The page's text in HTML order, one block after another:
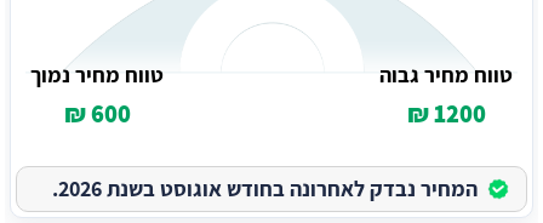
טווח מחיר גבוה
1200 ₪
טווח מחיר נמוך
600 ₪
המחיר נבדק לאחרונה בחודש אוגוסט בשנת 2026.